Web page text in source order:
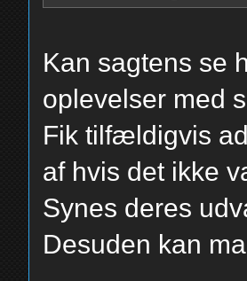
Kan sagtens se
oplevelser med
Fik tilfældigvis
af hvis det ikke
Synes deres
Desuden kan